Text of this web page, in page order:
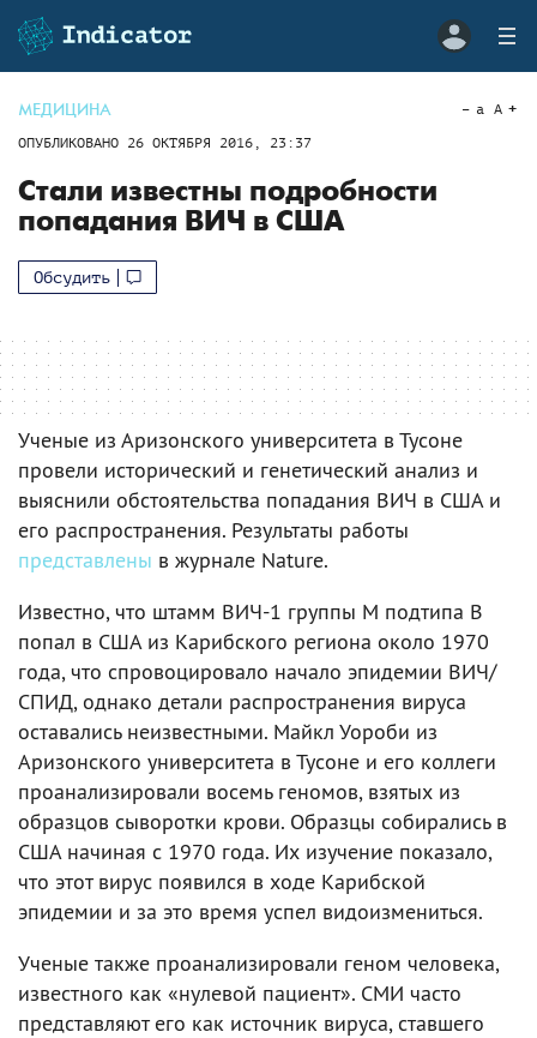
МЕДИЦИНА
ОПУБЛИКОВАНО 26 ОКТЯБРЯ 2016, 23:37
a A
Стали известны подробности
попадания ВИЧ в США
Обсудить
Ученые из Аризонского университета в Тусоне
провели исторический и генетический анализ и
выяснили обстоятельства попадания ВИЧ в США и
его распространения. Результаты работы
представлены в журнале Nature.
Известно, что штамм ВИЧ-1 группы М подтипа В
попал в США из Карибского региона около 1970
года, что спровоцировало начало эпидемии ВИЧ/
СПИД, однако детали распространения вируса
оставались неизвестными. Майкл Уороби из
Аризонского университета в Тусоне и его коллеги
проанализировали восемь геномов, взятых из
образцов сыворотки крови. Образцы собирались в
США начиная с 1970 года. Их изучение показало,
что этот вирус появился в ходе Карибской
эпидемии и за это время успел видоизмениться.
Ученые также проанализировали геном человека,
известного как «нулевой пациент». СМИ часто
представляют его как источник вируса, ставшего